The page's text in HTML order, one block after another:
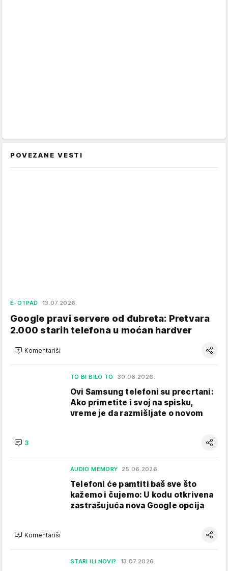
POVEZANE VESTI
E-OTPAD 13.07.2026.
Google pravi servere od đubreta: Pretvara
2.000 starih telefona u moćan hardver
Komentariši
TO BI BILO TO 30.06.2026.
Ovi Samsung telefoni su precrtani:
Ako primetite i svoj na spisku,
vreme je da razmišljate o novom
3
AUDIO MEMORY 25.06.2026.
Telefoni će pamtiti baš sve što
kažemo i čujemo: U kodu otkrivena
zastrašujuća nova Google opcija
Komentariši
STARI ILI NOVI? 13.07.2026.